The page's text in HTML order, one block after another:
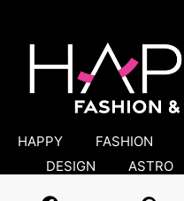
HAPPY FASHION
DESIGN
ASTRO